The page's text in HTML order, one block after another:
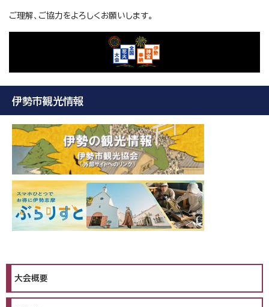
ご理解、ご協力をよろしくお願いします。
伊勢市観光情報
大会概要